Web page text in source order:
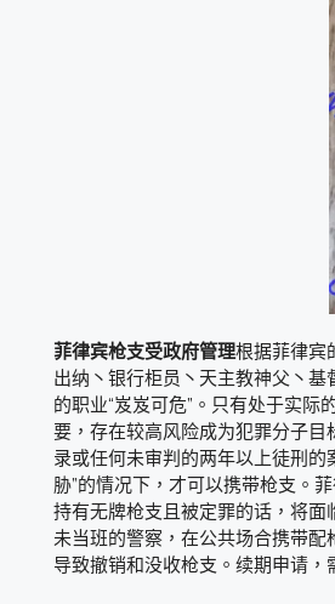
菲律宾枪支受政府管理根据菲律宾
出纳丶银行柜员丶天主教神父丶
的职业“岌岌可危”。只有处于实
要，存在较高风险成为犯罪分子
录或任何未审判的两年以上徒刑
胁”的情况下，才可以携带枪支。
持有无牌枪支且被定罪的话，将面
未当班的警察，在公共场合携带
导致撤销和没收枪支。续期申请